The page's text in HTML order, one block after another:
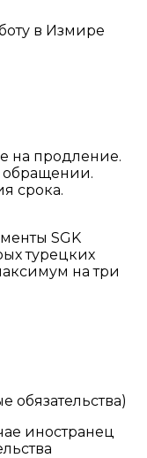
в Измире
на продление.
обращении.
срока.
SGK
турецких
на три
иностранец